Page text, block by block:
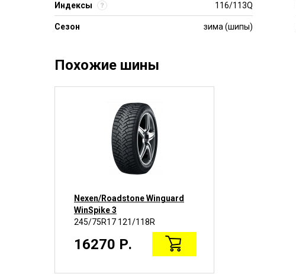
Индексы 116/113Q
Сезон зима (шипы)
Похожие шины
Nexen/Roadstone Winguard
WinSpike 3
245/75R17 121/118R
16270 Р.